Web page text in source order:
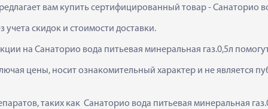
вам купить сертифицированный товар - Санаторио
учета скидок и стоимости доставки.
на Санаторио вода питьевая минеральная газ.0,5л
цены, носит ознакомительный характер и не является
таких как  Санаторио вода питьевая минеральная